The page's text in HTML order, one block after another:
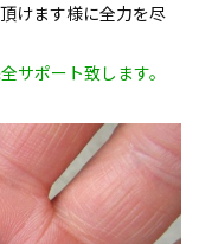
けます様に全力を尽
サポート致します。